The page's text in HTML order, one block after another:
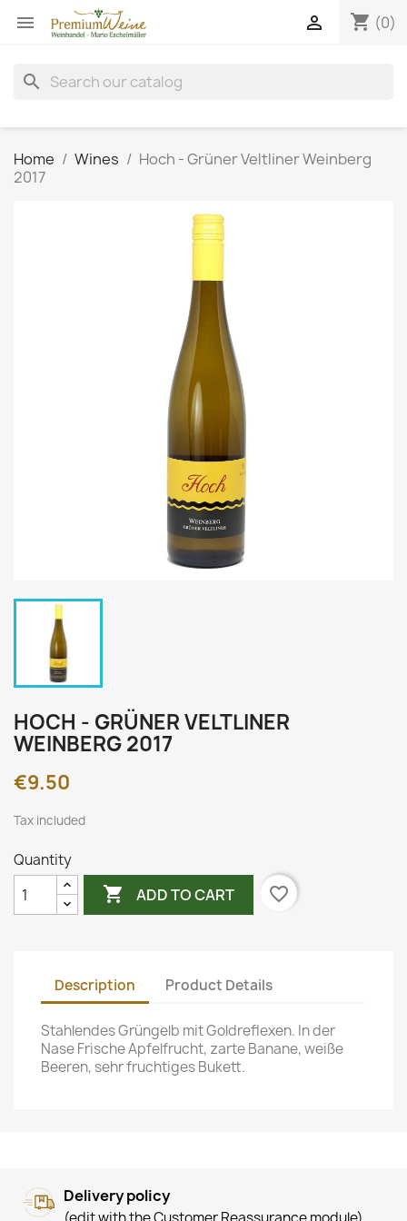
 shopping_cart (0)

search
Home Wines
Hoch - Grüner Veltliner Weinberg
2017
HOCH - GRÜNER VELTLINER
WEINBERG 2017
€9.50
Tax included
Quantity
 ADD TO CART favorite_border
Description Product Details
Stahlendes Grüngelb mit Goldreflexen. In der
Nase Frische Apfelfrucht, zarte Banane, weiße
Beeren, sehr fruchtiges Bukett.
Delivery policy